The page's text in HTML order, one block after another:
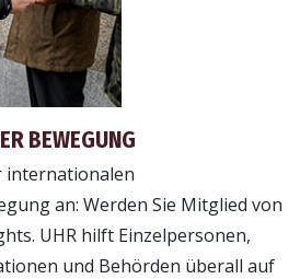
BEWEGUNG
internationalen
an: Werden Sie Mitglied von
UHR hilft Einzelpersonen,
und Behörden überall auf